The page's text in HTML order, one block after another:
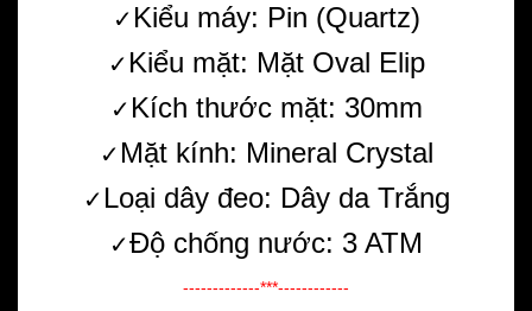
✓ Kiểu máy: Pin (Quartz)
✓ Kiểu mặt: Mặt Oval Elip
✓ Kích thước mặt: 30mm
✓ Mặt kính: Mineral Crystal
✓ Loại dây đeo: Dây da Trắng
✓Độ chống nước: 3 ATM
-------------***------------